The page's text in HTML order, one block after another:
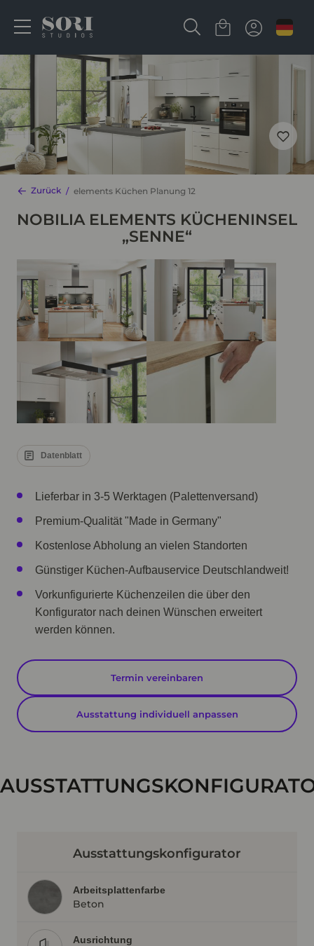
Zurück elements Küchen Planung 12
NOBILIA ELEMENTS KÜCHENINSEL
„SENNE“
Datenblatt
Lieferbar in 3-5 Werktagen (Palettenversand)
Premium-Qualität "Made in Germany"
Kostenlose Abholung an vielen Standorten
Günstiger Küchen-Aufbauservice Deutschlandweit!
Vorkunfigurierte Küchenzeilen die über den
Konfigurator nach deinen Wünschen erweitert
werden können.
Termin vereinbaren
Ausstattung individuell anpassen
Ausstattungskonfigurator
Arbeitsplattenfarbe
Beton
Ausrichtung